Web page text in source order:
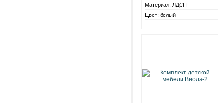
Материал: ЛДСП
Цвет: белый